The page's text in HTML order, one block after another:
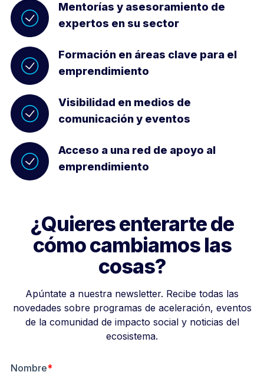
Mentorías y asesoramiento de
expertos en su sector
Formación en áreas clave para el
emprendimiento
Visibilidad en medios de
comunicación y eventos
Acceso a una red de apoyo al
emprendimiento
¿Quieres enterarte de
cómo cambiamos las
cosas?
Apúntate a nuestra newsletter. Recibe todas las
novedades sobre programas de aceleración, eventos
de la comunidad de impacto social y noticias del
ecosistema.